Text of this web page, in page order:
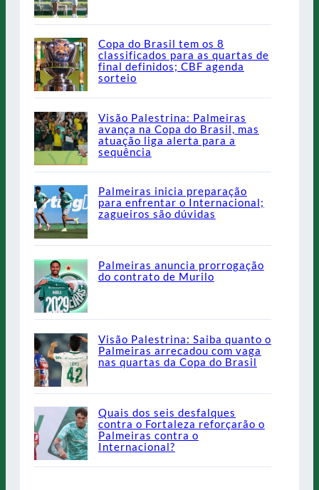
Copa do Brasil tem os 8
classificados para as quartas de
final definidos; CBF agenda
sorteio
Visão Palestrina: Palmeiras
avança na Copa do Brasil, mas
atuação liga alerta para a
sequência
Palmeiras inicia preparação
para enfrentar o Internacional;
zagueiros são dúvidas
Palmeiras anuncia prorrogação
do contrato de Murilo
Visão Palestrina: Saiba quanto o
Palmeiras arrecadou com vaga
nas quartas da Copa do Brasil
Quais dos seis desfalques
contra o Fortaleza reforçarão o
Palmeiras contra o
Internacional?